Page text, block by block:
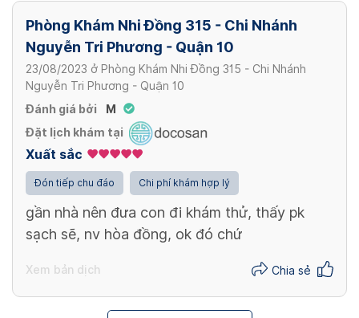
Phòng Khám Nhi Đồng 315 - Chi Nhánh
Nguyễn Tri Phương - Quận 10
23/08/2023 ở Phòng Khám Nhi Đồng 315 - Chi Nhánh
Nguyễn Tri Phương - Quận 10
Đánh giá bởi
M
Đặt lịch khám tại
Xuất sắc
Đón tiếp chu đáo Chi phí khám hợp lý
gần nhà nên đưa con đi khám thử, thấy pk
sạch sẽ, nv hòa đồng, ok đó chứ
Xem bản dịch Chia sẻ